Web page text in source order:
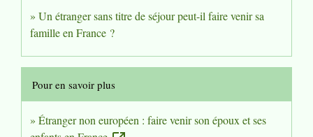
Un étranger sans titre de séjour peut-il faire venir sa
famille en France ?
Pour en savoir plus
Étranger non européen : faire venir son époux et ses